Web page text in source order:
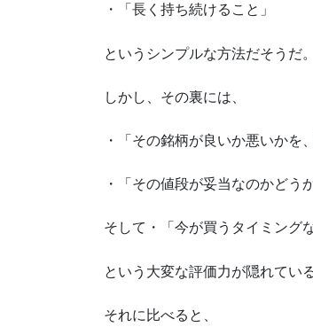
・「長く持ち続けること」
というシンプルな方法だそうだ。
しかし、その裏には、
・「その銘柄が良いか悪いかを
・「その値段が妥当なのかどう
そして・「今が買うタイミング
という大変な評価力が隠れている
それに比べると、